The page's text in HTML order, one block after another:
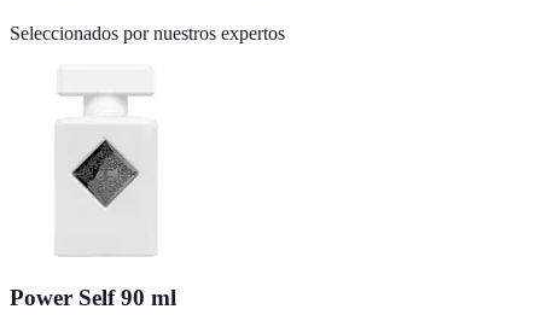
Seleccionados por nuestros expertos
Power Self 90 ml